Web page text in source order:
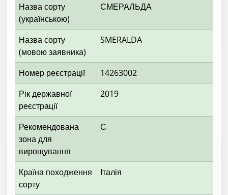
Назва сорту
(українською)
СМЕРАЛЬДА
Назва сорту
(мовою заявника)
SMERALDA
Номер реєстрації
14263002
Рік державної
реєстрації
2019
Рекомендована
зона для
вирощування
С
Країна походження
сорту
Італія